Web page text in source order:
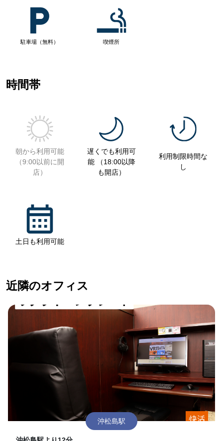
駐車場（無料） 喫煙所
時間帯
朝から利用可能
（9:00以前に開
店）
遅くでも利用可
能 （18:00以降
も開店）
利用制限時間な
し
土日も利用可能
近隣のオフィス
沖松島駅